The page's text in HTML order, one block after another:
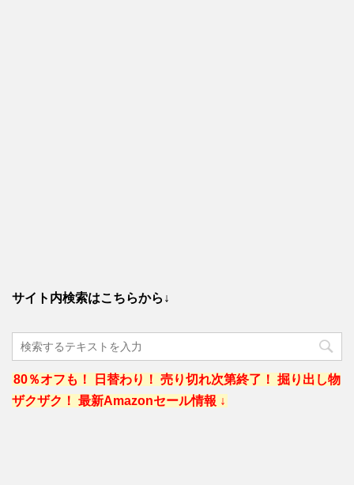
サイト内検索はこちらから↓
80％オフも！ 日替わり！ 売り切れ次第終了！ 掘り出し物
ザクザク！ 最新Amazonセール情報 ↓